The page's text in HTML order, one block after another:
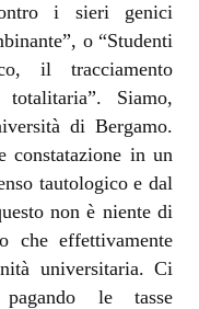
i sieri genici
o “Studenti
il tracciamento
Siamo,
di Bergamo.
constatazione in un
tautologico e dal
non è niente di
effettivamente
universitaria. Ci
le tasse